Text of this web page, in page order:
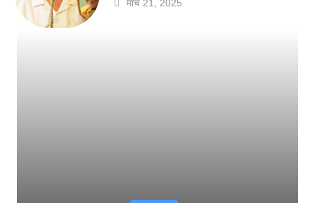
मार्च 21, 2025